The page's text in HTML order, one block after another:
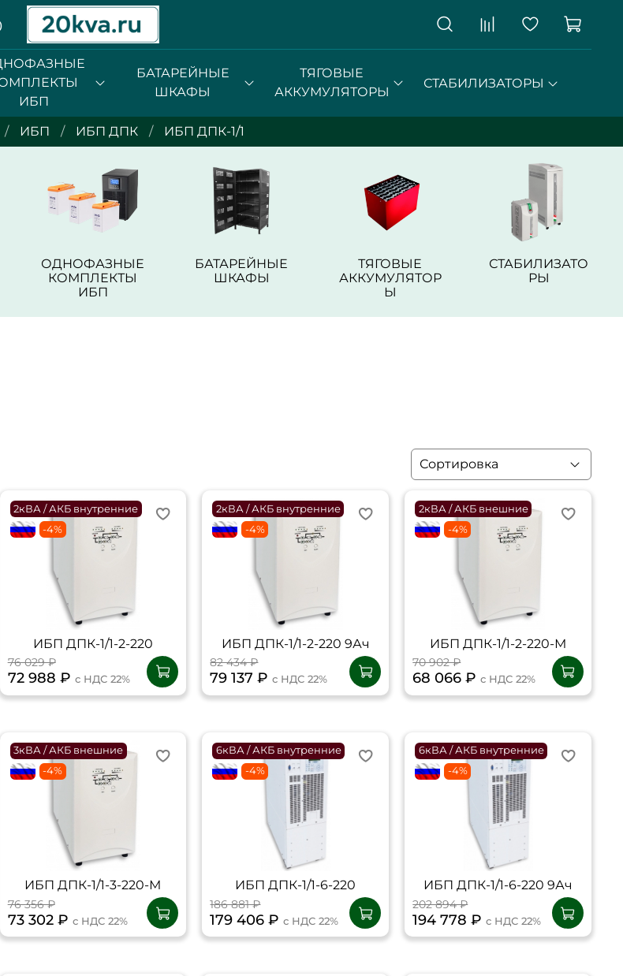
ИБП
БАТАРЕЙНЫЕ
ШКАФЫ
ТЯГОВЫЕ
АККУМУЛЯТОРЫ
СТАБИЛИЗАТОРЫ
ИБП ИБП ДПК ИБП ДПК-1/1
ОДНОФАЗНЫЕ
КОМПЛЕКТЫ
ИБП
БАТАРЕЙНЫЕ
ШКАФЫ
ТЯГОВЫЕ
АККУМУЛЯТОР
Ы
СТАБИЛИЗАТО
РЫ
2кВА / АКБ внутренние
flagRU-4%
ИБП ДПК-1/1-2-220
76 029 ₽
72 988 ₽ с НДС 22%
2кВА / АКБ внутренние
flagRU-4%
ИБП ДПК-1/1-2-220 9Ач
82 434 ₽
79 137 ₽с НДС 22%
2кВА / АКБ внешние
flagRU-4%
ИБП ДПК-1/1-2-220-М
70 902 ₽
68 066 ₽с НДС 22%
3кВА / АКБ внешние
flagRU-4%
ИБП ДПК-1/1-3-220-М
76 356 ₽
73 302 ₽ с НДС 22%
6кВА / АКБ внутренние
flagRU-4%
ИБП ДПК-1/1-6-220
186 881 ₽
179 406 ₽с НДС 22%
6кВА / АКБ внутренние
flagRU-4%
ИБП ДПК-1/1-6-220 9Ач
202 894 ₽
194 778 ₽с НДС 22%